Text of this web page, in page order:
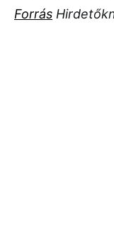
Forrás